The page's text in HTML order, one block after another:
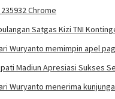
Satgas Kizi TNI
Madiun Apresiasi Sukses